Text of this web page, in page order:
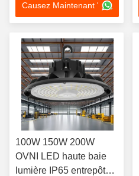
atelier
Causez Maintenant '
100W 150W 200W
OVNI LED haute baie
lumière IP65 entrepôt